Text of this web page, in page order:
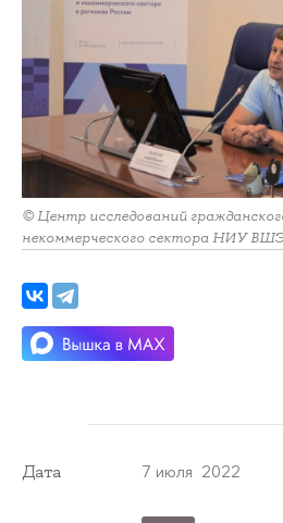
© Центр исследований
некоммерческого сектора НИУ
Дата 7 июля 2022